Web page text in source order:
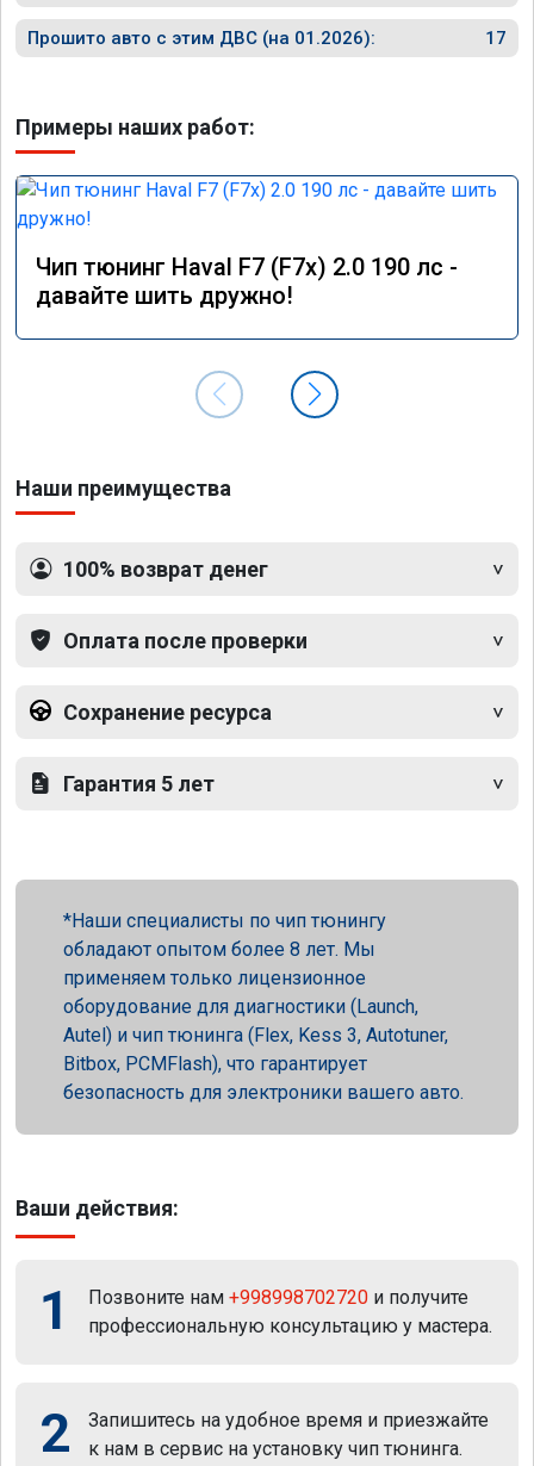
Прошито авто с этим ДВС (на 01.2026): 17
Примеры наших работ:
Чип тюнинг Haval F7 (F7x) 2.0 190 лс -
давайте шить дружно!
Наши преимущества
100% возврат денег
Оплата после проверки
Сохранение ресурса
Гарантия 5 лет
Наши специалисты по чип тюнингу
обладают опытом более 8 лет. Мы
применяем только лицензионное
оборудование для диагностики (Launch,
Autel) и чип тюнинга (Flex, Kess 3, Autotuner,
Bitbox, PCMFlash), что гарантирует
безопасность для электроники вашего авто.
Ваши действия:
1 Позвоните нам +998998702720 и получите
профессиональную консультацию у мастера.
2
Запишитесь на удобное время и приезжайте
к нам в сервис на установку чип тюнинга.